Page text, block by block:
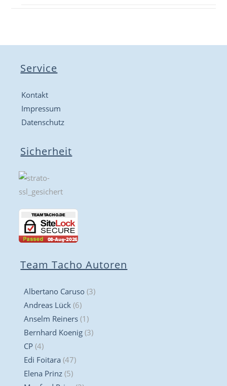
Service
Kontakt
Impressum
Datenschutz
Sicherheit
Team Tacho Autoren
Albertano Caruso (3)
Andreas Lück (6)
Anselm Reiners (1)
Bernhard Koenig (3)
CP (4)
Edi Foitara (47)
Elena Prinz (5)